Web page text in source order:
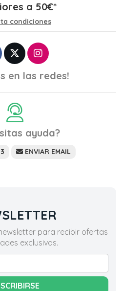
a 50€*
condiciones
en las redes!
ayuda?
ENVIAR EMAIL
para recibir ofertas
exclusivas.